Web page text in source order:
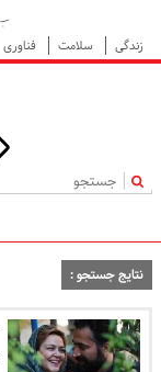
زندگی
سلامت فناوری
|
نتایج جستجو :